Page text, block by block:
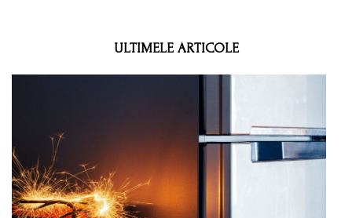
ULTIMELE ARTICOLE